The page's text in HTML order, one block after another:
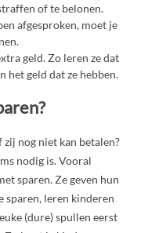
of te belonen.
afgesproken, moet je
geld. Zo leren ze dat
het geld dat ze hebben.
nog niet kan betalen?
nodig is. Vooral
sparen. Ze geven hun
sparen, leren kinderen
(dure) spullen eerst